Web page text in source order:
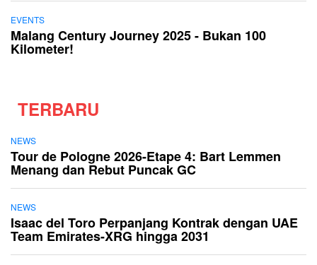
EVENTS
Malang Century Journey 2025 - Bukan 100
Kilometer!
TERBARU
NEWS
Tour de Pologne 2026-Etape 4: Bart Lemmen
Menang dan Rebut Puncak GC
NEWS
Isaac del Toro Perpanjang Kontrak dengan UAE
Team Emirates-XRG hingga 2031